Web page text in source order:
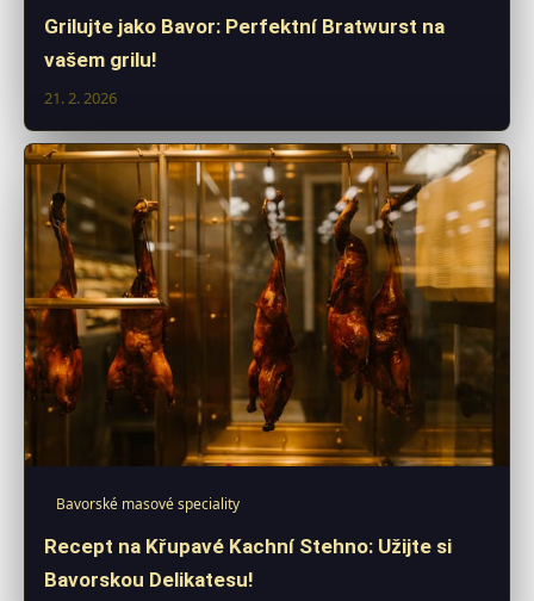
Grilujte jako Bavor: Perfektní Bratwurst na
vašem grilu!
21. 2. 2026
Bavorské masové speciality
Recept na Křupavé Kachní Stehno: Užijte si
Bavorskou Delikatesu!